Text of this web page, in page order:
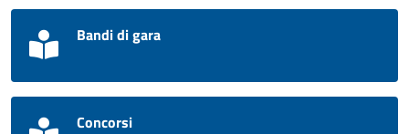
Bandi di gara
Concorsi